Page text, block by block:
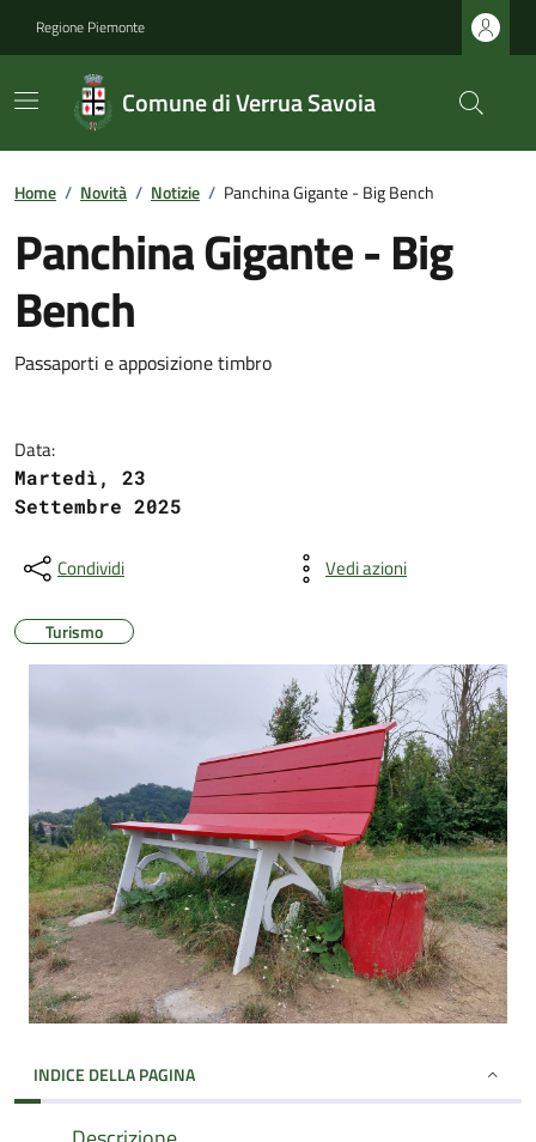
Regione Piemonte
Comune di Verrua Savoia
Home / Novità / Notizie / Panchina Gigante - Big Bench
Panchina Gigante - Big
Bench
Passaporti e apposizione timbro
Data:
Martedì, 23
Settembre 2025
Condividi Vedi azioni
Turismo
INDICE DELLA PAGINA